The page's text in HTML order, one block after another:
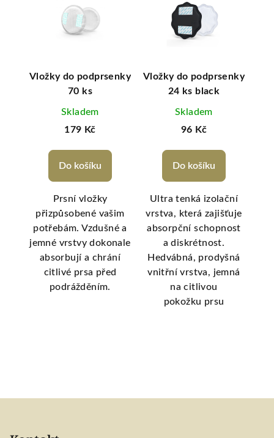
Vložky do podprsenky
70 ks
Skladem
179 Kč
Do košíku
Prsní vložky
přizpůsobené vašim
potřebám. Vzdušné a
jemné vrstvy dokonale
absorbují a chrání
citlivé prsa před
podrážděním.
Vložky do podprsenky
24 ks black
Skladem
96 Kč
Do košíku
Ultra tenká izolační
vrstva, která zajišťuje
absorpční schopnost
a diskrétnost.
Hedvábná, prodyšná
vnitřní vrstva, jemná
na citlivou
pokožku prsu